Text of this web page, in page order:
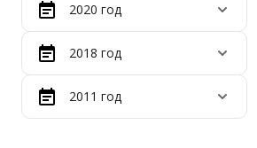
2020 год
2018 год
2011 год